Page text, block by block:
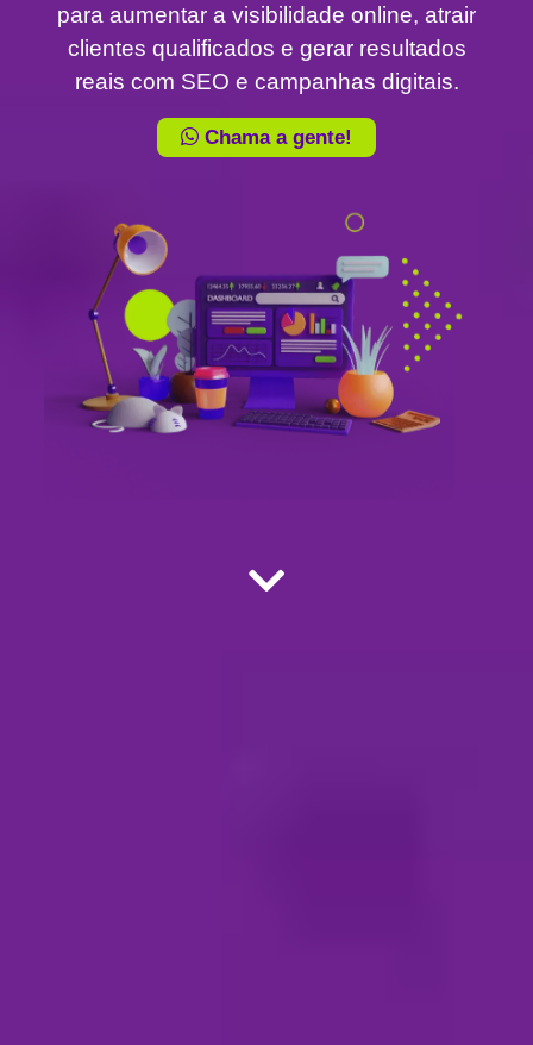
para aumentar a visibilidade online, atrair
clientes qualificados e gerar resultados
reais com SEO e campanhas digitais.
Chama a gente!